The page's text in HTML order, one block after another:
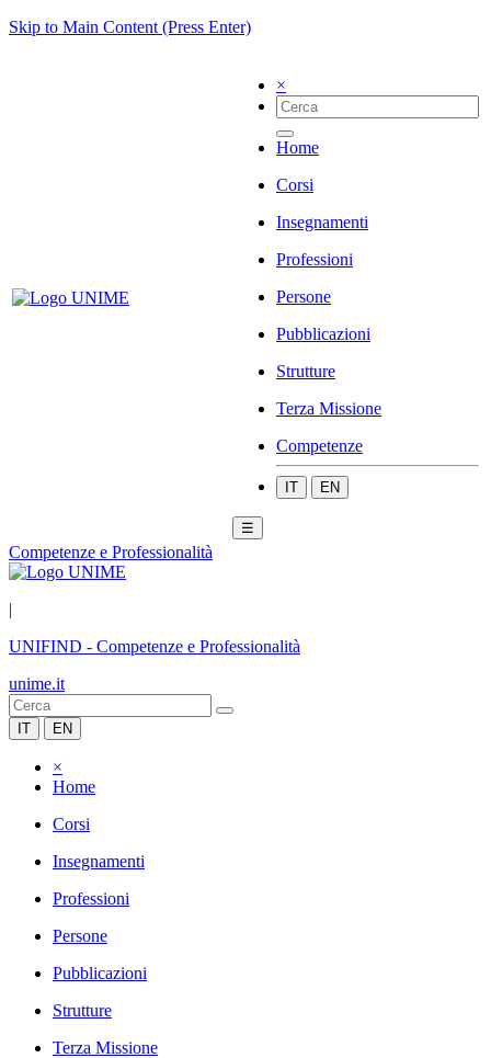
Skip to Main Content (Press Enter)
×
Home
Corsi
Insegnamenti
Professioni
Persone
Pubblicazioni
Strutture
Terza Missione
Competenze
IT EN
☰
Competenze e Professionalità
|
UNIFIND - Competenze e Professionalità
unime.it
IT EN
×
Home
Corsi
Insegnamenti
Professioni
Persone
Pubblicazioni
Strutture
Terza Missione